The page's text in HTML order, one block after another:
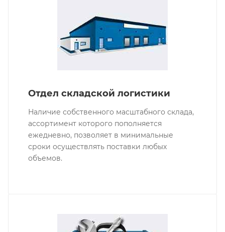
Отдел складской логистики
Наличие собственного масштабного склада,
ассортимент которого пополняется
ежедневно, позволяет в минимальные
сроки осуществлять поставки любых
объемов.